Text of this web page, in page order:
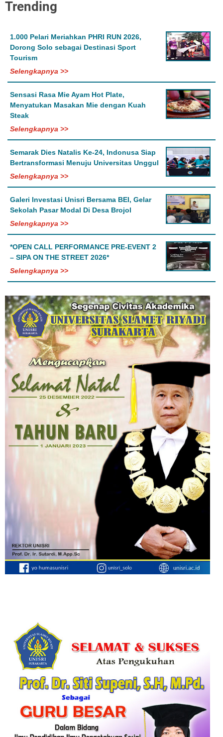
Trending
1.000 Pelari Meriahkan PHRI RUN 2026,
Dorong Solo sebagai Destinasi Sport
Tourism
Selengkapnya >>
Sensasi Rasa Mie Ayam Hot Plate,
Menyatukan Masakan Mie dengan Kuah
Steak
Selengkapnya >>
Semarak Dies Natalis Ke-24, Indonusa Siap
Bertransformasi Menuju Universitas Unggul
Selengkapnya >>
Galeri Investasi Unisri Bersama BEI, Gelar
Sekolah Pasar Modal Di Desa Brojol
Selengkapnya >>
*OPEN CALL PERFORMANCE PRE-EVENT 2
– SIPA ON THE STREET 2026*
Selengkapnya >>